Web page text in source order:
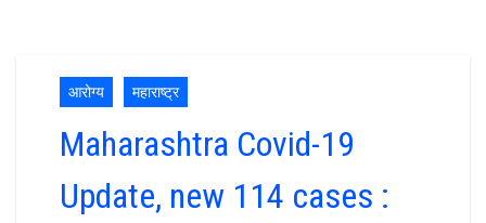
आरोग्य महाराष्ट्र
Maharashtra Covid-19
Update, new 114 cases :